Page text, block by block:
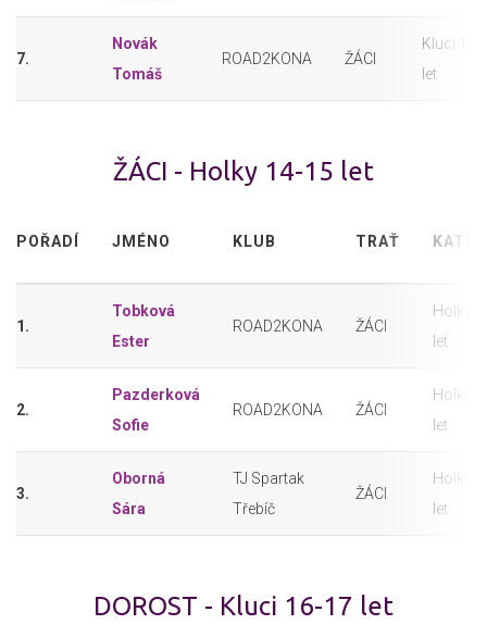
7.
Novák
Tomáš
ROAD2KONA ŽÁCI
Kluci 14-
let
ŽÁCI - Holky 14-15 let
POŘADÍ JMÉNO KLUB TRAŤ
1.
Tobková
Ester
ROAD2KONA ŽÁCI
Holky
let
2.
Pazderková
Sofie
ROAD2KONA ŽÁCI
Holky
let
3.
Oborná
Sára
TJ Spartak
Třebíč
ŽÁCI
Holky
let
DOROST - Kluci 16-17 let